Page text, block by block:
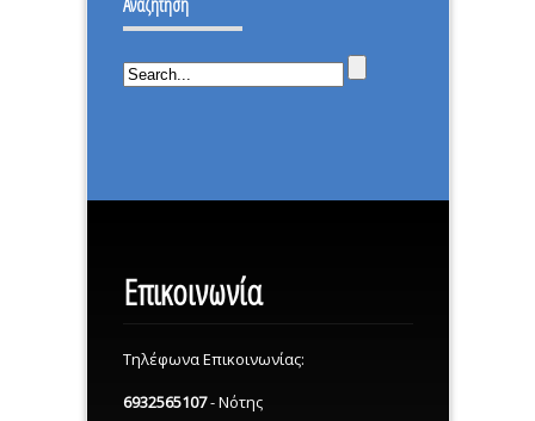
Επικοινωνία
Τηλέφωνα Επικοινωνίας:
6932565107- Νότης